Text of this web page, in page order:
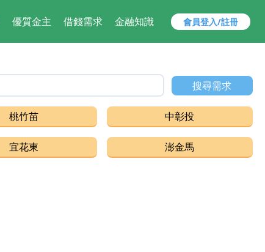
優質金主 借錢需求 金融知識 會員登入/註冊
搜尋需求
桃竹苗 中彰投
宜花東 澎金馬